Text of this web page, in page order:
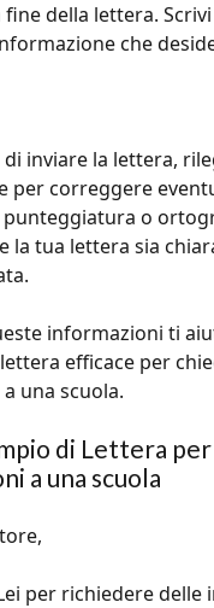
della lettera. Scrivi
che
inviare la lettera,
per correggere
o
la tua lettera sia
informazioni ti
efficace per
una scuola.
di Lettera
a una scuola
per richiedere delle